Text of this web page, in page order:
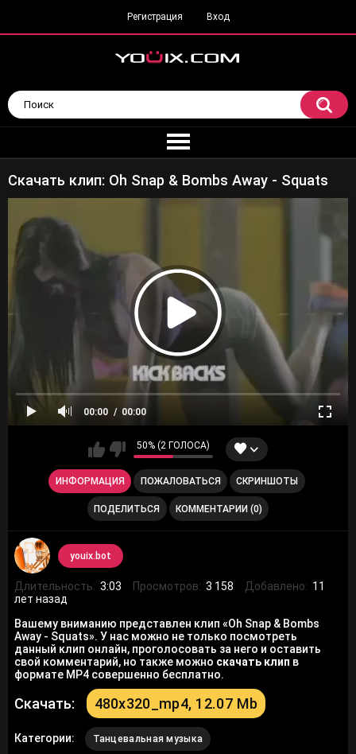
Регистрация Вход
Скачать клип: Oh Snap & Bombs Away - Squats
00:00 00:00
50% (2 ГОЛОСА)
ИНФОРМАЦИЯ ПОЖАЛОВАТЬСЯ СКРИНШОТЫ
ПОДЕЛИТЬСЯ КОММЕНТАРИИ (0)
youix.bot
Длительность: 3:03 Просмотров: 3 158 Добавлено: 11
лет назад
Вашему вниманию представлен клип «Oh Snap & Bombs
Away - Squats». У нас можно не только посмотреть
данный клип онлайн, проголосовать за него и оставить
свой комментарий, но также можно скачать клип в
формате MP4 совершенно бесплатно.
Скачать: 480x320_mp4, 12.07 Mb
Категории: Танцевальная музыка